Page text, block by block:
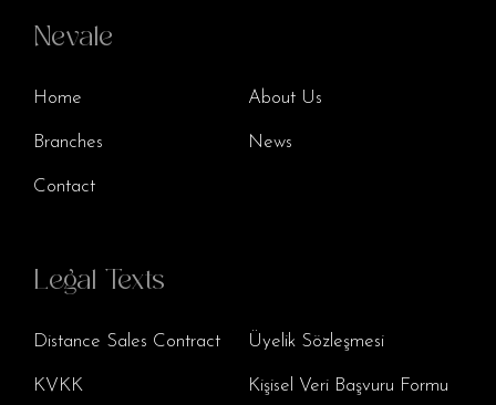
Nevale
Home About Us
Branches News
Contact
Legal Texts
Distance Sales Contract Üyelik Sözleşmesi
KVKK Kişisel Veri Başvuru Formu